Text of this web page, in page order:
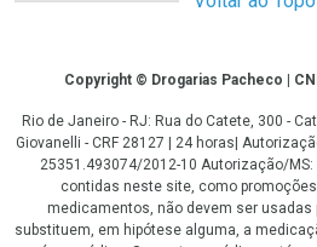
CopyrightCopyright © Drogarias Pacheco |
Rio de Janeiro - RJ: Rua do Catete, 300 -
Giovanelli - CRF 28127 | 24 horas|
25351.493074/2012-10 Autorização/
contidas neste site, como
medicamentos, não devem ser usadas
substituem, em hipótese alguma, a